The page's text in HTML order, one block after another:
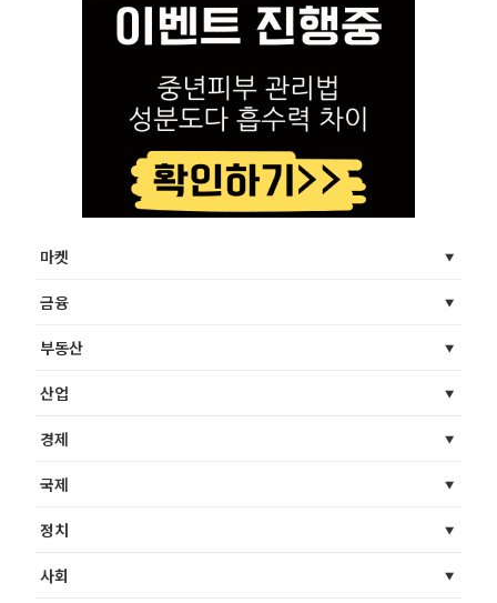
마켓
금융
부동산
산업
경제
국제
정치
사회